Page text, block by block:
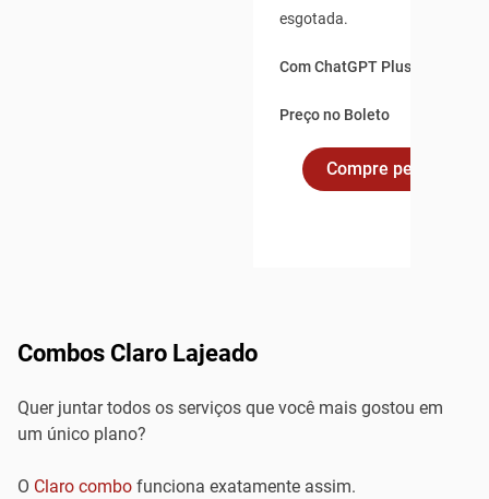
esgotada.
Com ChatGPT Plus incluso
Preço no Boleto
Compre pelo
Combos Claro Lajeado
Quer juntar todos os serviços que você mais gostou em
um único plano?
O Claro combo funciona exatamente assim.